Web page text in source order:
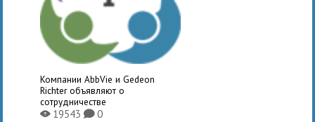
Компании AbbVie и Gedeon
Richter объявляют о
сотрудничестве
X19543K0